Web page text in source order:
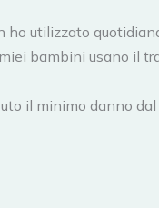
utilizzato
bambini usano il
il minimo danno